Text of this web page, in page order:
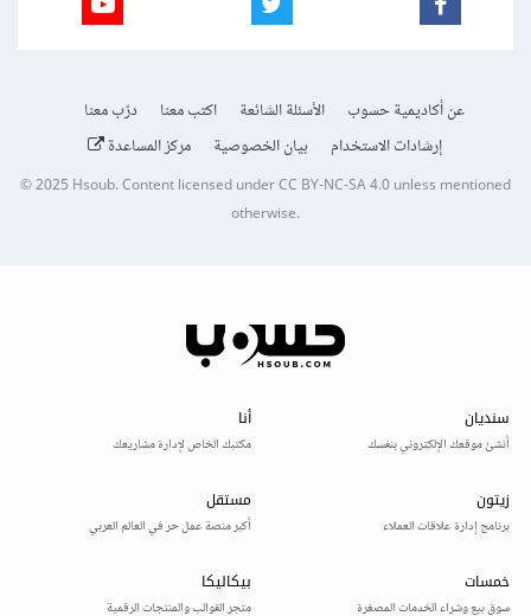
عن أكاديمية حسوب الأسئلة الشائعة اكتب معنا
درّب معنا
إرشادات الاستخدام
بيان الخصوصية مركز المساعدة
© 2025Hsoub.Content licensed underCC BY-NC-SA 4.0unless mentioned
otherwise.